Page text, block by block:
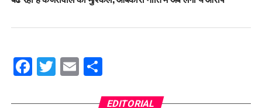
Facebook
Twitter
EmailShare
EDITORIAL